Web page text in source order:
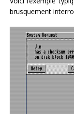
brusquement